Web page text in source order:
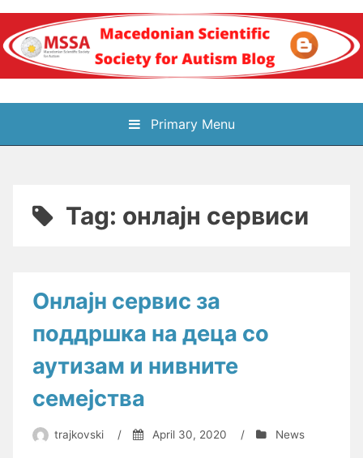
Skip
content
Блог на
Македонското научно
здружение за
Primary Menu
Tag: онлајн сервиси
Онлајн сервис за
поддршка на деца со
аутизам и нивните
семејства
trajkovski / April 30, 2020 / News